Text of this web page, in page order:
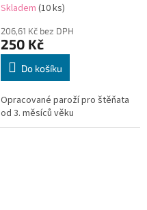
Skladem (10 ks)
206,61 Kč bez DPH
250 Kč
Do košíku
Opracované paroží pro štěňata
od 3. měsíců věku